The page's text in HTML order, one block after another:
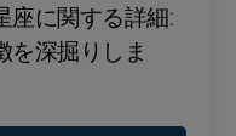
座に関する詳細:
を深掘りしま